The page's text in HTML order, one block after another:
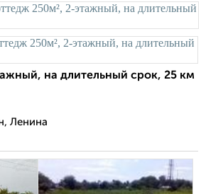
на длительный срок, 25 км
Ленина